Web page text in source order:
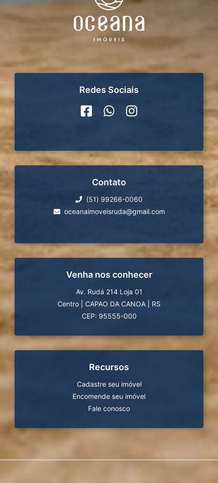
Redes Sociais
Contato
(51) 99266-0060
oceanaimoveisruda@gmail.com
Venha nos conhecer
Av. Rudá 214 Loja 01
Centro
CAPAO DA CANOA
RS
CEP: 95555-000
Recursos
Cadastre seu imóvel
Encomende seu imóvel
Fale conosco